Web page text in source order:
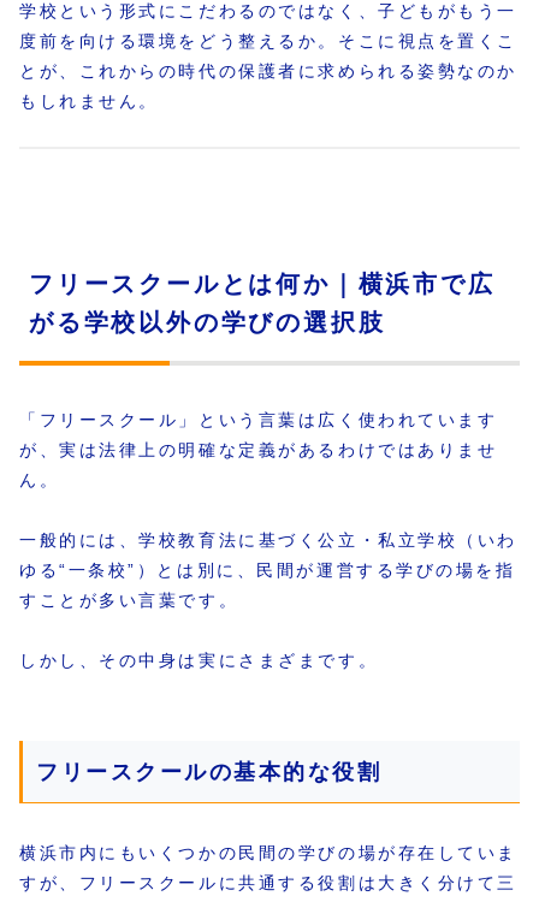
学校という形式にこだわるのではなく、子どもがもう一
度前を向ける環境をどう整えるか。そこに視点を置くこ
とが、これからの時代の保護者に求められる姿勢なのか
もしれません。
フリースクールとは何か｜横浜市で広
がる学校以外の学びの選択肢
「フリースクール」という言葉は広く使われています
が、実は法律上の明確な定義があるわけではありませ
ん。
一般的には、学校教育法に基づく公立・私立学校（いわ
ゆる“一条校”）とは別に、民間が運営する学びの場を指
すことが多い言葉です。
しかし、その中身は実にさまざまです。
フリースクールの基本的な役割
横浜市内にもいくつかの民間の学びの場が存在していま
すが、フリースクールに共通する役割は大きく分けて三